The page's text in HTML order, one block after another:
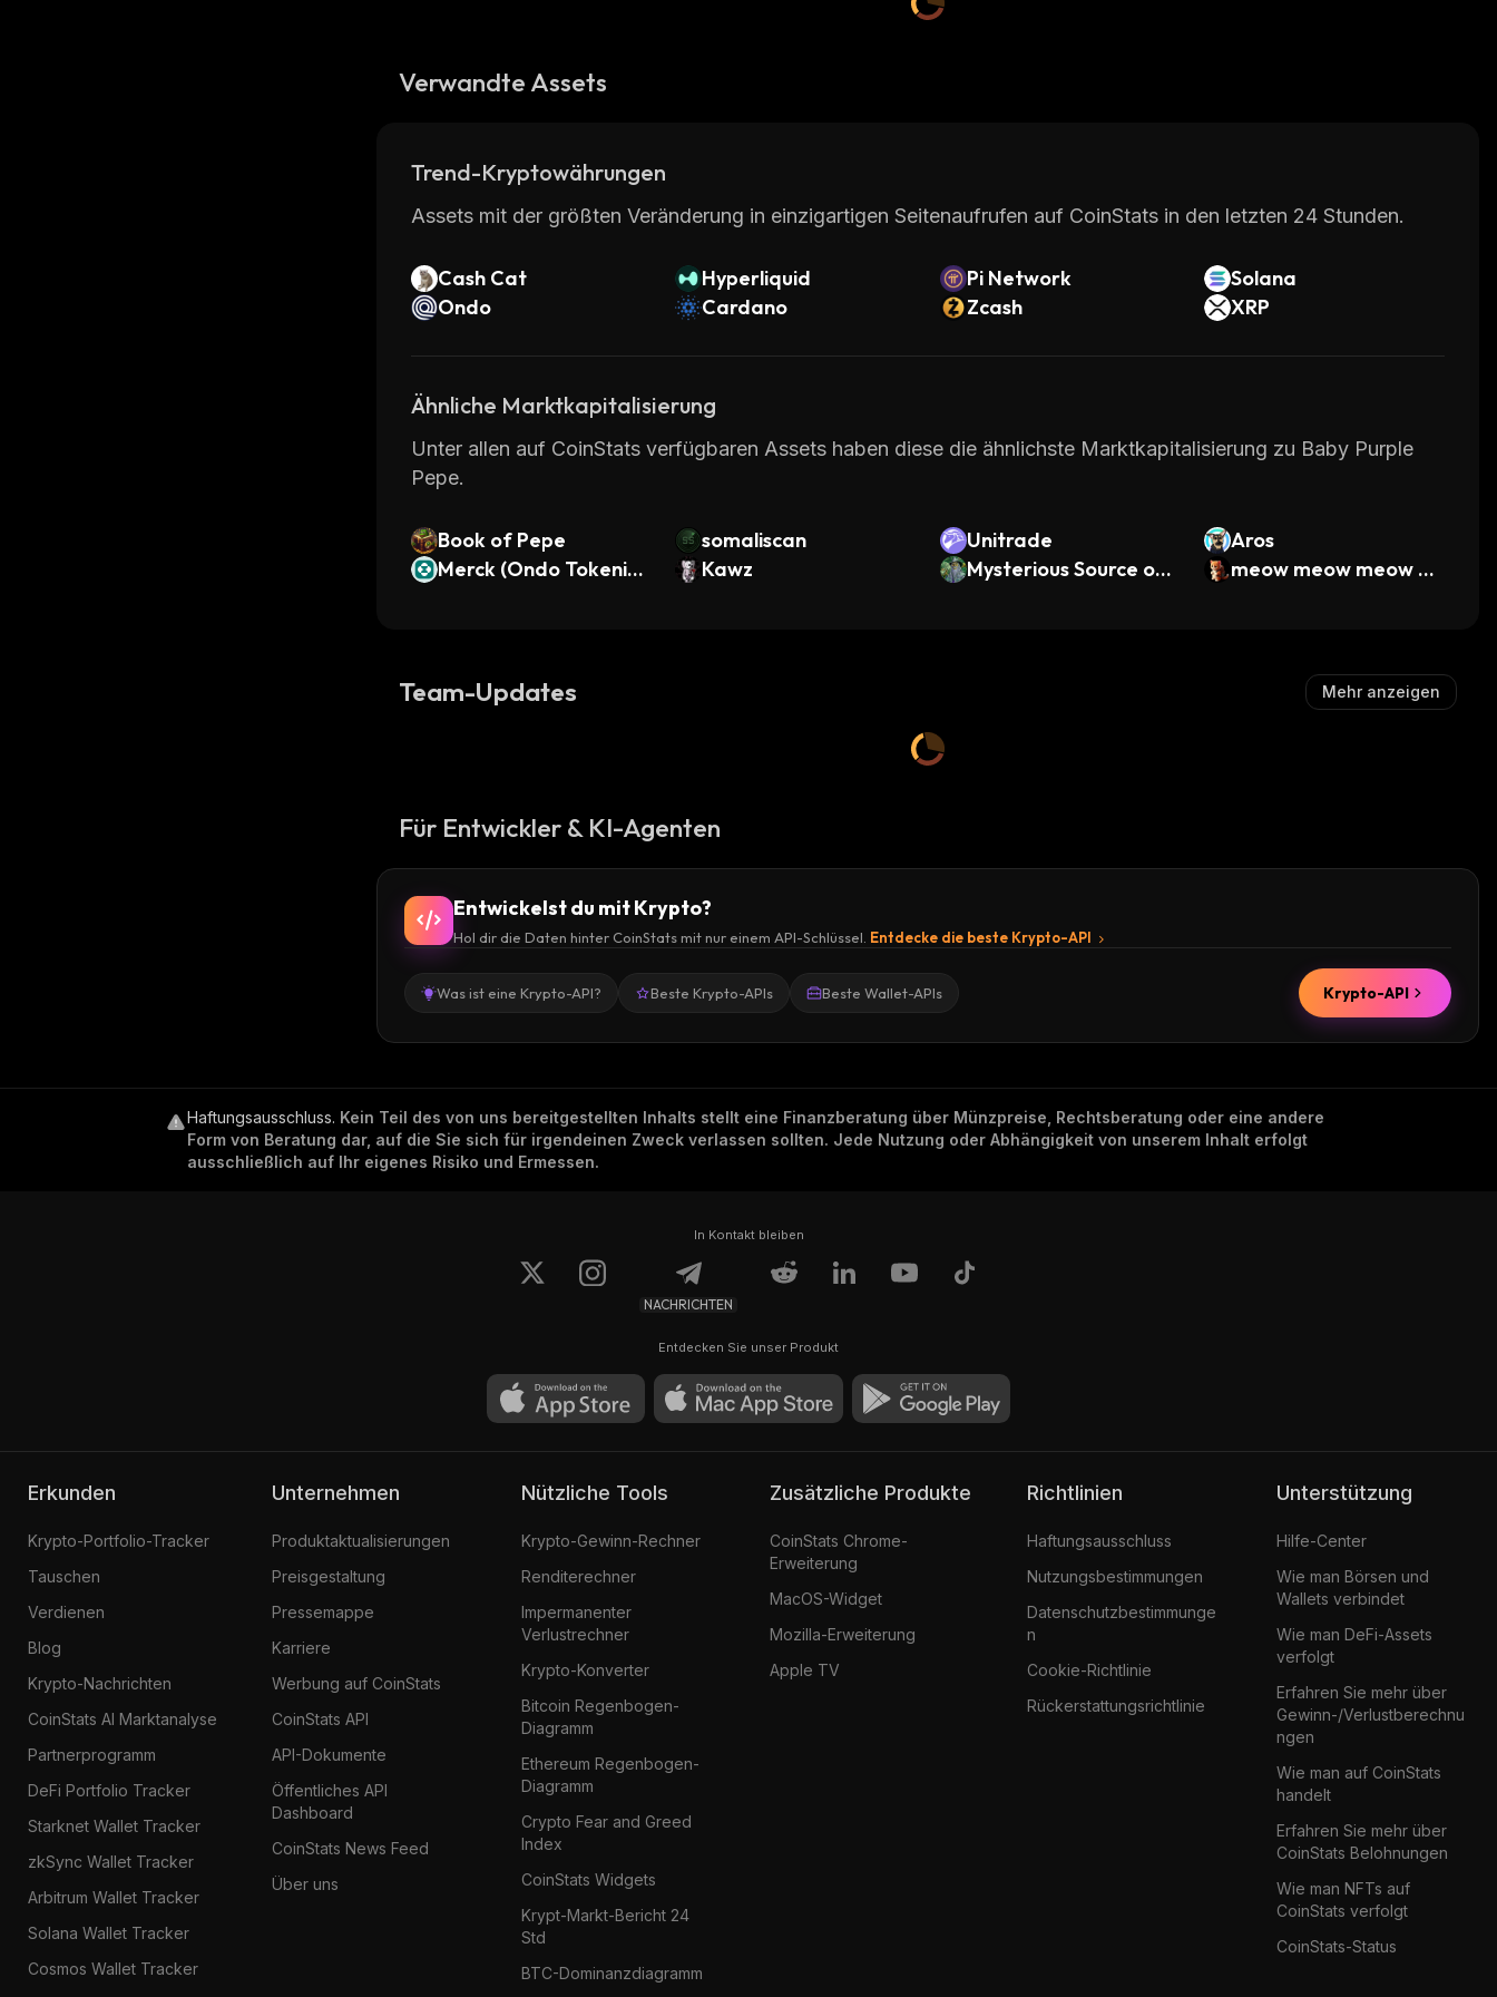
Verwandte Assets
Trend-Kryptowährungen
Assets mit der größten Veränderung in einzigartigen Seitenaufrufen auf CoinStats in den letzten 24 Stunden.
Cash Cat Hyperliquid Pi Network
Solana
Ondo
Cardano Zcash XRP
Ähnliche Marktkapitalisierung
Unter allen auf CoinStats verfügbaren Assets haben diese die ähnlichste Marktkapitalisierung zu Baby Purple
Pepe.
Book of Pepe somaliscan Unitrade
Aros
Merck (Ondo Tokenize
Kawz
Mysterious Source of I
meow meow meow m
Team-Updates Mehr anzeigen
Für Entwickler & KI-Agenten
Entwickelst du mit Krypto?
Hol dir die Daten hinter CoinStats mit nur einem API-Schlüssel. Entdecke die beste Krypto-API
Was ist eine Krypto-API? Beste Krypto-APIs Beste Wallet-APIs Krypto-API
Haftungsausschluss. Kein Teil des von uns bereitgestellten Inhalts stellt eine Finanzberatung über Münzpreise, Rechtsberatung oder eine andere
Form von Beratung dar, auf die Sie sich für irgendeinen Zweck verlassen sollten. Jede Nutzung oder Abhängigkeit von unserem Inhalt erfolgt
ausschließlich auf Ihr eigenes Risiko und Ermessen.
In Kontakt bleiben
NACHRICHTEN
Entdecken Sie unser Produkt
Erkunden
Krypto-Portfolio-Tracker
Tauschen
Verdienen
Blog
Krypto-Nachrichten
CoinStats AI Marktanalyse
Partnerprogramm
DeFi Portfolio Tracker
Starknet Wallet Tracker
zkSync Wallet Tracker
Arbitrum Wallet Tracker
Solana Wallet Tracker
Cosmos Wallet Tracker
Unternehmen
Produktaktualisierungen
Preisgestaltung
Pressemappe
Karriere
Werbung auf CoinStats
CoinStats API
API-Dokumente
Öffentliches API
Dashboard
CoinStats News Feed
Über uns
Nützliche Tools
Krypto-Gewinn-Rechner
Renditerechner
Impermanenter
Verlustrechner
Krypto-Konverter
Bitcoin Regenbogen-
Diagramm
Ethereum Regenbogen-
Diagramm
Crypto Fear and Greed
Index
CoinStats Widgets
Krypt-Markt-Bericht 24
Std
BTC-Dominanzdiagramm
Zusätzliche Produkte
CoinStats Chrome-
Erweiterung
MacOS-Widget
Mozilla-Erweiterung
Apple TV
Richtlinien
Haftungsausschluss
Nutzungsbestimmungen
Datenschutzbestimmunge
n
Cookie-Richtlinie
Rückerstattungsrichtlinie
Unterstützung
Hilfe-Center
Wie man Börsen und
Wallets verbindet
Wie man DeFi-Assets
verfolgt
Erfahren Sie mehr über
Gewinn-/Verlustberechnu
ngen
Wie man auf CoinStats
handelt
Erfahren Sie mehr über
CoinStats Belohnungen
Wie man NFTs auf
CoinStats verfolgt
CoinStats-Status